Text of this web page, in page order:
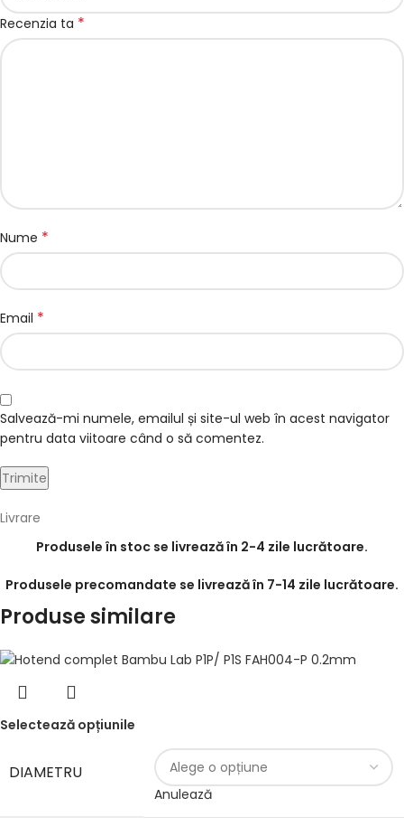
Recenzia ta *
Nume *
Email *
Salvează-mi numele, emailul și site-ul web în acest navigator
pentru data viitoare când o să comentez.
Livrare
Produsele în stoc se livrează în 2-4 zile lucrătoare.
Produsele precomandate se livrează în 7-14 zile lucrătoare.
Produse similare
Selectează opțiunile
DIAMETRU
Anulează